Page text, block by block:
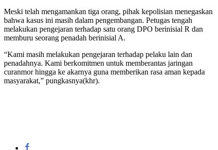
Meski telah mengamankan tiga orang, pihak kepolisian menegaskan
bahwa kasus ini masih dalam pengembangan. Petugas tengah
melakukan pengejaran terhadap satu orang DPO berinisial R dan
memburu seorang penadah berinisial A.
“Kami masih melakukan pengejaran terhadap pelaku lain dan
penadahnya. Kami berkomitmen untuk memberantas jaringan
curanmor hingga ke akarnya guna memberikan rasa aman kepada
masyarakat,” pungkasnya(khr).